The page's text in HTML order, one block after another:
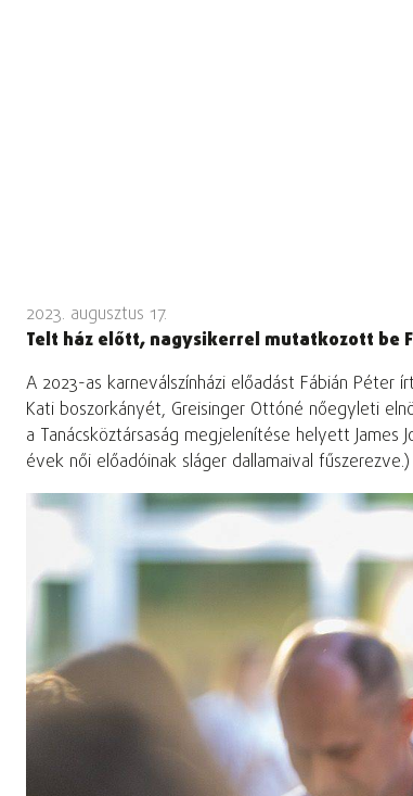
2023. augusztus 17.
Telt ház előtt, nagysikerrel mutatkozott be
A 2023-as karneválszínházi előadást Fábián Péter
Kati boszorkányét, Greisinger Ottóné nőegyleti
a Tanácsköztársaság megjelenítése helyett
évek női előadóinak sláger dallamaival fűszerezve.)